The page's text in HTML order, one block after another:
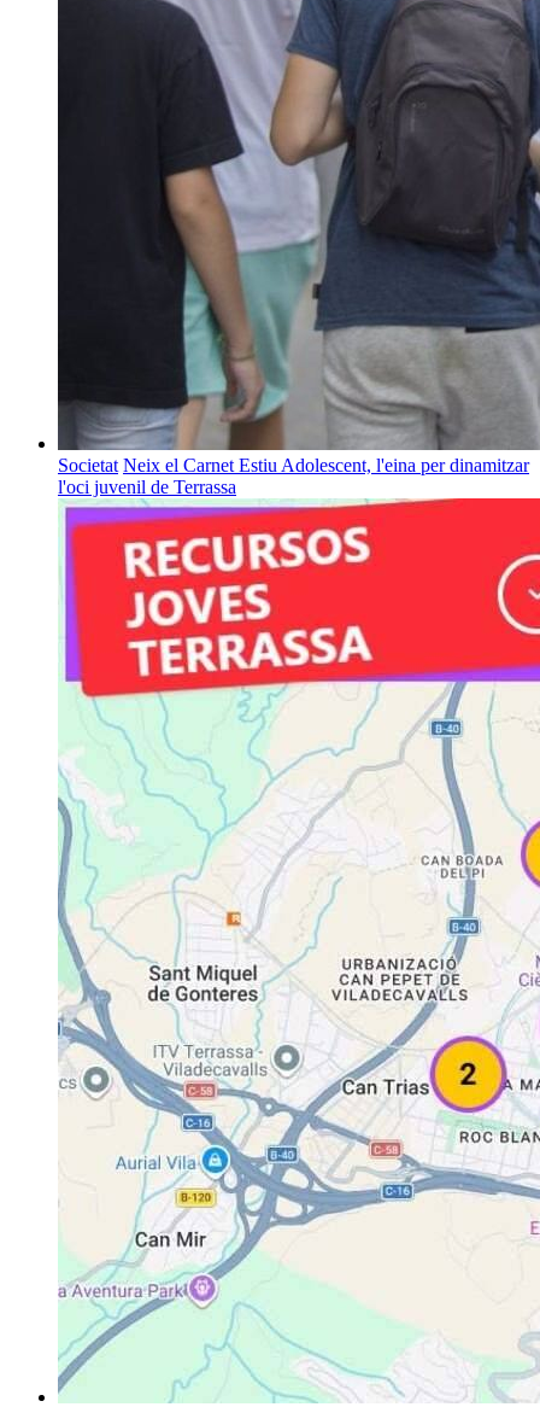
Societat Neix el Carnet Estiu Adolescent, l'eina per dinamitzar
l'oci juvenil de Terrassa